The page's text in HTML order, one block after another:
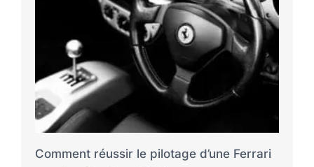
Comment réussir le pilotage d’une Ferrari